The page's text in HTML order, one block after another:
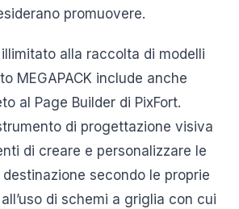
promuovere.
illimitato alla raccolta di modelli
MEGAPACK include anche
al Page Builder di PixFort.
di progettazione visiva
di creare e personalizzare le
secondo le proprie
di schemi a griglia con cui